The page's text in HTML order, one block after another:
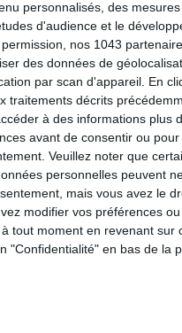
personnalisés, des
d'audience et le
nos 1043
des données de
par scan d'appareil. En
traitements décrits
à des informations plus
avant de consentir ou
Veuillez noter que
personnelles peuvent
mais vous avez le
modifier vos préférences
tout moment en revenant sur
"Confidentialité" en bas de la
LA PARFUMERIE MADE IN